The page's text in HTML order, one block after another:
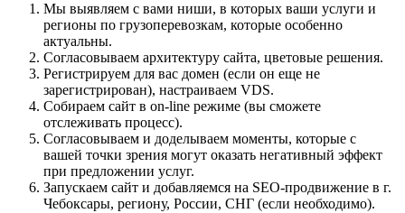
Мы выявляем с вами ниши, в которых ваши услуги и
регионы по грузоперевозкам, которые особенно
актуальны.
Согласовываем архитектуру сайта, цветовые решения.
Регистрируем для вас домен (если он еще не
зарегистрирован), настраиваем VDS.
Собираем сайт в on-line режиме (вы сможете
отслеживать процесс).
Согласовываем и доделываем моменты, которые с
вашей точки зрения могут оказать негативный эффект
при предложении услуг.
Запускаем сайт и добавляемся на SEO-продвижение в г.
Чебоксары, региону, России, СНГ (если необходимо).